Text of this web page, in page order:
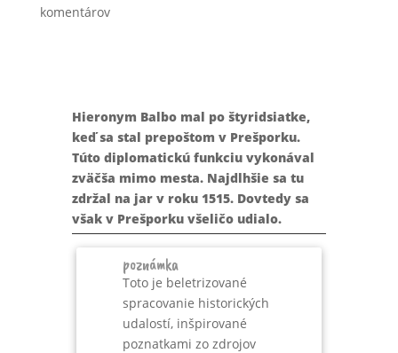
komentárov
Hieronym Balbo mal po štyridsiatke,
keď sa stal prepoštom v Prešporku.
Túto diplomatickú funkciu vykonával
zväčša mimo mesta. Najdlhšie sa tu
zdržal na jar v roku 1515. Dovtedy sa
však v Prešporku všeličo udialo.
poznámka
Toto je beletrizované
spracovanie historických
udalostí, inšpirované
poznatkami zo zdrojov